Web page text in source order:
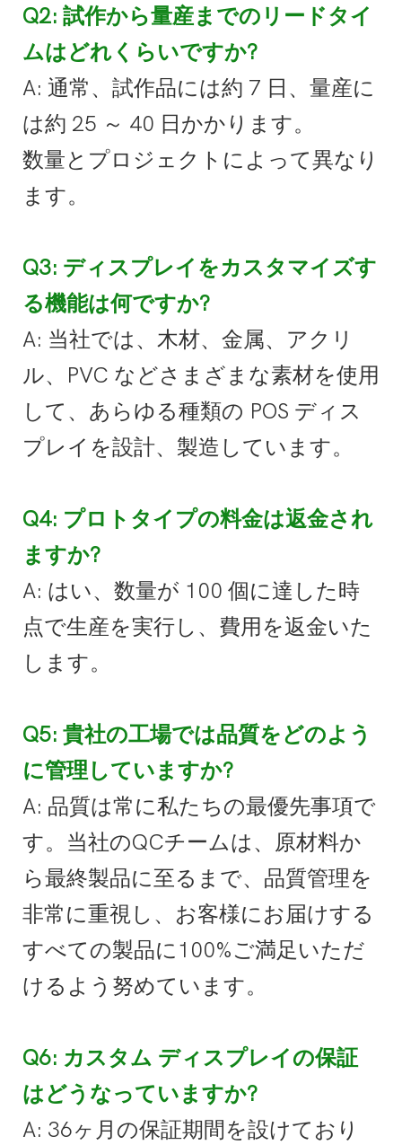
Q2: 試作から量産までのリードタイ
ムはどれくらいですか?
A: 通常、試作品には約 7 日、量産に
は約 25 ～ 40 日かかります。
数量と プロジェクトによって異なり
ます。
Q3: ディスプレイをカスタマイズす
る機能は何ですか?
A: 当社では、木材、金属、アクリ
ル、PVC などさまざまな素材を使用
して、あらゆる種類の POS ディス
プレイを設計、製造しています。
Q4: プロトタイプの料金は返金され
ますか?
A: はい、数量が 100 個に達した時
点で生産を実行し、費用を返金いた
します。
Q5: 貴社の工場では品質をどのよう
に管理していますか?
A: 品質は常に私たちの最優先事項で
す。当社のQCチームは、原材料か
ら最終製品に至るまで、品質管理を
非常に重視し、お客様にお届けする
すべての製品に100%ご満足いただ
けるよう努めています。
Q6: カスタム ディスプレイの保証
はどうなっていますか?
A: 36ヶ月の保証期間を設けており